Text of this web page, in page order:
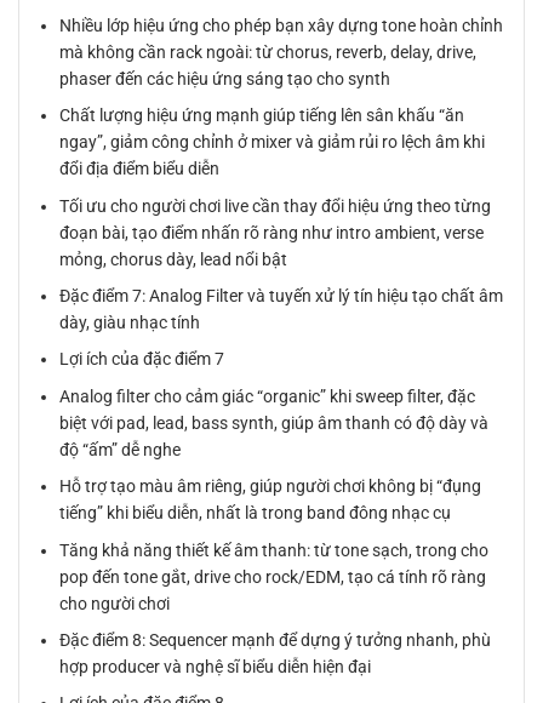
Nhiều lớp hiệu ứng cho phép bạn xây dựng tone hoàn chỉnh
mà không cần rack ngoài: từ chorus, reverb, delay, drive,
phaser đến các hiệu ứng sáng tạo cho synth
Chất lượng hiệu ứng mạnh giúp tiếng lên sân khấu “ăn
ngay”, giảm công chỉnh ở mixer và giảm rủi ro lệch âm khi
đổi địa điểm biểu diễn
Tối ưu cho người chơi live cần thay đổi hiệu ứng theo từng
đoạn bài, tạo điểm nhấn rõ ràng như intro ambient, verse
mỏng, chorus dày, lead nổi bật
Đặc điểm 7: Analog Filter và tuyến xử lý tín hiệu tạo chất âm
dày, giàu nhạc tính
Lợi ích của đặc điểm 7
Analog filter cho cảm giác “organic” khi sweep filter, đặc
biệt với pad, lead, bass synth, giúp âm thanh có độ dày và
độ “ấm” dễ nghe
Hỗ trợ tạo màu âm riêng, giúp người chơi không bị “đụng
tiếng” khi biểu diễn, nhất là trong band đông nhạc cụ
Tăng khả năng thiết kế âm thanh: từ tone sạch, trong cho
pop đến tone gắt, drive cho rock/EDM, tạo cá tính rõ ràng
cho người chơi
Đặc điểm 8: Sequencer mạnh để dựng ý tưởng nhanh, phù
hợp producer và nghệ sĩ biểu diễn hiện đại